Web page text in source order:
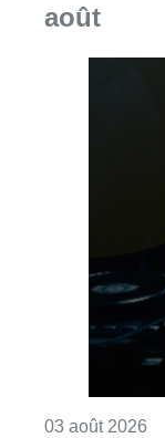
août
03 août 2026